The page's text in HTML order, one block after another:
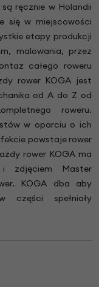
są ręcznie w Holandii
się w miejscowości
etapy produkcji
malowania, przez
całego roweru
rower KOGA jest
od A do Z od
roweru.
w oparciu o ich
powstaje rower
rower KOGA ma
zdjęciem Master
KOGA dba aby
części spełniały